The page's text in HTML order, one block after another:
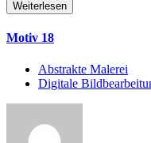
Weiterlesen
Motiv 18
Abstrakte Malerei
Digitale